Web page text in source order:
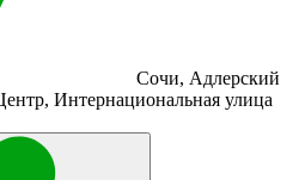
Сочи, Адлерский
, Интернациональная улица